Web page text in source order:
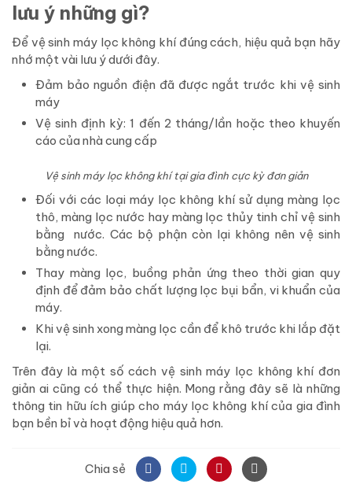
lưu ý những gì?
Để vệ sinh máy lọc không khí đúng cách, hiệu quả bạn hãy
nhớ một vài lưu ý dưới đây.
Đảm bảo nguồn điện đã được ngắt trước khi vệ sinh
máy
Vệ sinh định kỳ: 1 đến 2 tháng/lần hoặc theo khuyến
cáo của nhà cung cấp
Vệ sinh máy lọc không khí tại gia đình cực kỳ đơn giản
Đối với các loại máy lọc không khí sử dụng màng lọc
thô, màng lọc nước hay màng lọc thủy tinh chỉ vệ sinh
bằng nước. Các bộ phận còn lại không nên vệ sinh
bằng nước.
Thay màng lọc, buồng phản ứng theo thời gian quy
định để đảm bảo chất lượng lọc bụi bẩn, vi khuẩn của
máy.
Khi vệ sinh xong màng lọc cần để khô trước khi lắp đặt
lại.
Trên đây là một số cách vệ sinh máy lọc không khí đơn
giản ai cũng có thể thực hiện. Mong rằng đây sẽ là những
thông tin hữu ích giúp cho máy lọc không khí của gia đình
bạn bền bỉ và hoạt động hiệu quả hơn.
Chia sẻ